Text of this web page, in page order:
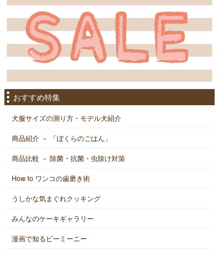
おすすめ特集
犬服サイズの測り方・モデル犬紹介
商品紹介 － 「ぼくらのごはん」
商品比較 － 除菌・抗菌・虫除け対策
How to ワンコの歯磨き術
うしかな気まぐれクッキング
みんなのケーキギャラリー
漫画で知るビーミーニー